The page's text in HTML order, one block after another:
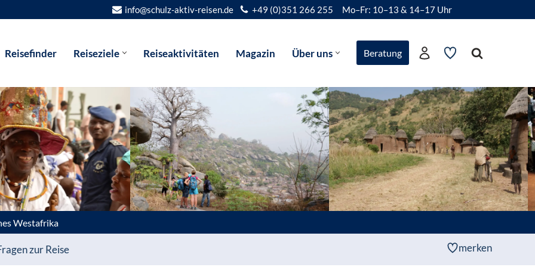
info@schulz-aktiv-reisen.de +49 (0)351 266 255 Mo–Fr: 10–13 & 14–17 Uhr
Reisefinder Reiseziele Reiseaktivitäten Magazin Über uns Beratung
Westafrika
zur Reise merken